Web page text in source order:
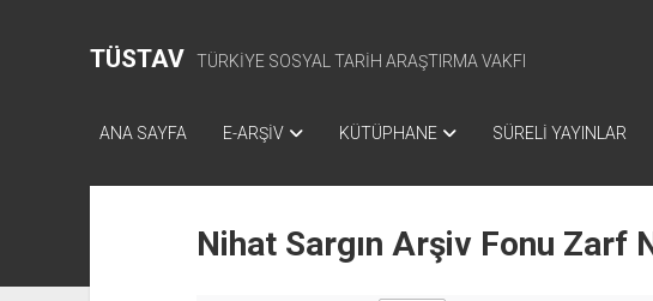
TÜSTAV TÜRKİYE SOSYAL TARİH ARAŞTIRMA VAKFI
ANA SAYFA E-ARŞİV KÜTÜPHANE SÜRELİ YAYINLAR
Nihat Sargın Arşiv Fonu Zarf